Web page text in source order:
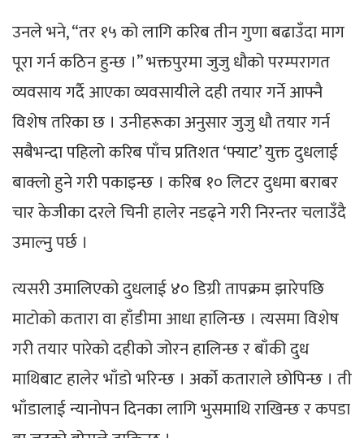
उनले भने, “तर १५ को लागि करिब तीन गुणा बढाउँदा माग
पूरा गर्न कठिन हुन्छ ।” भक्तपुरमा जुजु धौको परम्परागत
व्यवसाय गर्दै आएका व्यवसायीले दही तयार गर्ने आफ्नै
विशेष तरिका छ । उनीहरूका अनुसार जुजु धौ तयार गर्न
सबैभन्दा पहिलो करिब पाँच प्रतिशत ‘फ्याट’ युक्त दुधलाई
बाक्लो हुने गरी पकाइन्छ । करिब १० लिटर दुधमा बराबर
चार केजीका दरले चिनी हालेर नडढ्ने गरी निरन्तर चलाउँदै
उमाल्नु पर्छ ।
त्यसरी उमालिएको दुधलाई ४० डिग्री तापक्रम झारेपछि
माटोको कतारा वा हाँडीमा आधा हालिन्छ । त्यसमा विशेष
गरी तयार पारेको दहीको जोरन हालिन्छ र बाँकी दुध
माथिबाट हालेर भाँडो भरिन्छ । अर्को कताराले छोपिन्छ । ती
भाँडालाई न्यानोपन दिनका लागि भुसमाथि राखिन्छ र कपडा